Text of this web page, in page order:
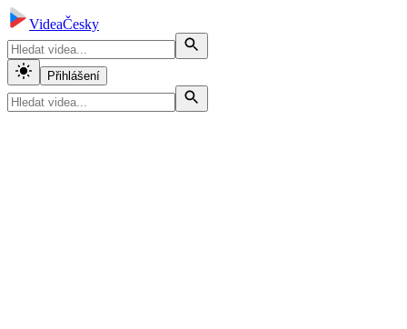
VideaČesky
Přihlášení